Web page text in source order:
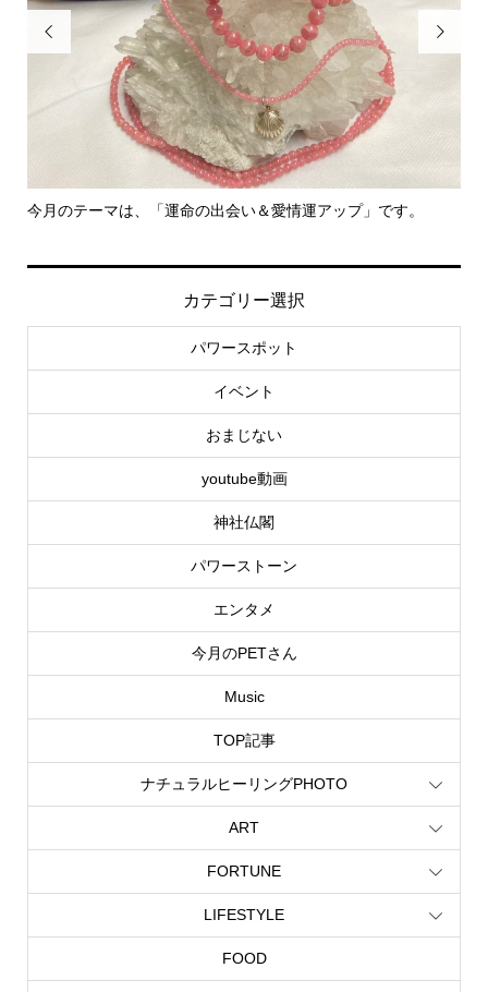

命の出会い＆愛情運アップ」です。 里親さん募集中！

カテゴリー選択
パワースポット
イベント
おまじない
youtube動画
神社仏閣
パワーストーン
エンタメ
今月のPETさん
Music
TOP記事
ナチュラルヒーリングPHOTO
ART
FORTUNE
LIFESTYLE
FOOD